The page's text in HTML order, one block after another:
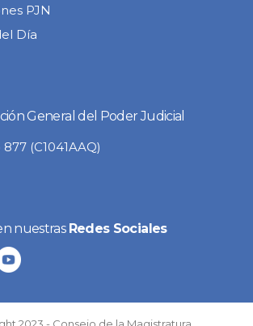
PJN
Día
General del Poder Judicial
(C1041AAQ)
nuestras Redes Sociales
2023 - Consejo de la Magistratura